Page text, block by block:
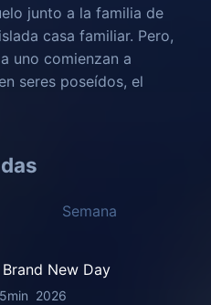
junto a la familia de
casa familiar. Pero,
uno comienzan a
seres poseídos, el
Semana
New Day
2026